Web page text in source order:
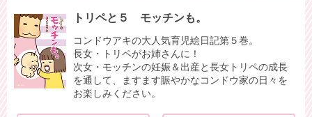
トリペと５ モッチンも。
コンドウアキの大人気育児絵日記第５巻。
長女・トリペがお姉さんに！
次女・モッチンの妊娠＆出産と長女トリペの成長
を通して、ますます賑やかなコンドウ家の日々を
お楽しみください。